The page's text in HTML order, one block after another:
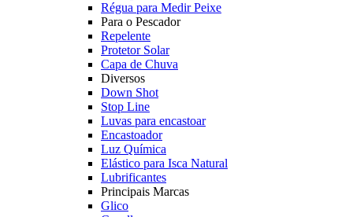
Régua para Medir Peixe
Para o Pescador
Repelente
Protetor Solar
Capa de Chuva
Diversos
Down Shot
Stop Line
Luvas para encastoar
Encastoador
Luz Química
Elástico para Isca Natural
Lubrificantes
Principais Marcas
Glico